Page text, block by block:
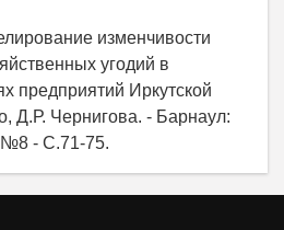
изменчивости
угодий в
предприятий Иркутской
Д.Р. Чернигова. - Барнаул:
№8 - С.71-75.